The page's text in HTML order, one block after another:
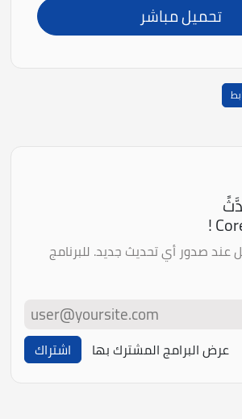
تحميل مباشر
عند صدور أي تحديث جديد. للبرنامج
عرض البرامج المشترك بها اشتراك